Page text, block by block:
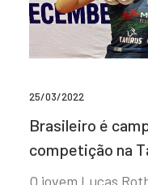
25/03/2022
Brasileiro é
competição na
O jovem Lucas